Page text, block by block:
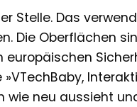
Stelle. Das
Die Oberflächen
wie neu aussieht